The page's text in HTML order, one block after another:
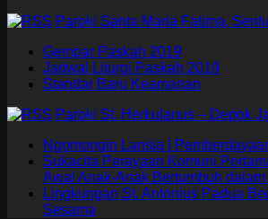
Paroki Santa Maria Fatima,
Gempar Paskah 2019
Jadwal Liturgi Paskah 2019
Standar Baru Keamanan
Paroki St. Herkulanus – Depok
Ngomongin Lansia |
Sukacita Perayaan Komuni
Awal Anak-Anak Bertumbuh dalam
Lingkungan St. Antonius Padua
Sesama